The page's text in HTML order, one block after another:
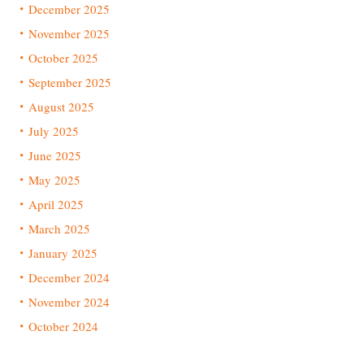
December 2025
November 2025
October 2025
September 2025
August 2025
July 2025
June 2025
May 2025
April 2025
March 2025
January 2025
December 2024
November 2024
October 2024